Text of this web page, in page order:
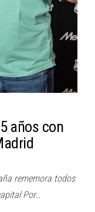
años con
rememora todos
Por…